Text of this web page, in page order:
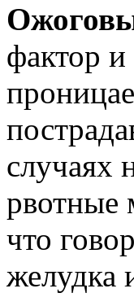
фактор
случаях
рвотные
что
желудка